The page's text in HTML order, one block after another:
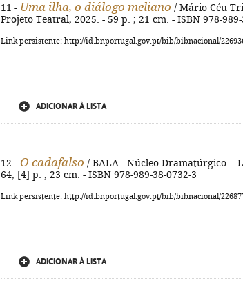
11 - Uma ilha, o diálogo meliano / Mário Céu
Projeto Teatral, 2025. - 59 p. ; 21 cm. - ISBN 978-989-
Link persistente: http://id.bnportugal.gov.pt/bib/bibnacional/
ADICIONAR À LISTA
12 - O cadafalso / BALA - Núcleo Dramatúrgico. -
64, [4] p. ; 23 cm. - ISBN 978-989-38-0732-3
Link persistente: http://id.bnportugal.gov.pt/bib/bibnacional/
ADICIONAR À LISTA